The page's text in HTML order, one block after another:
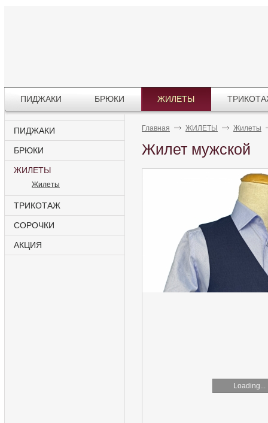
ПИДЖАКИ БРЮКИ ЖИЛЕТЫ
ПИДЖАКИ
БРЮКИ
ЖИЛЕТЫ
Жилеты
ТРИКОТАЖ
СОРОЧКИ
АКЦИЯ
Главная ЖИЛЕТЫ Жилеты
Жилет мужской
Loading...